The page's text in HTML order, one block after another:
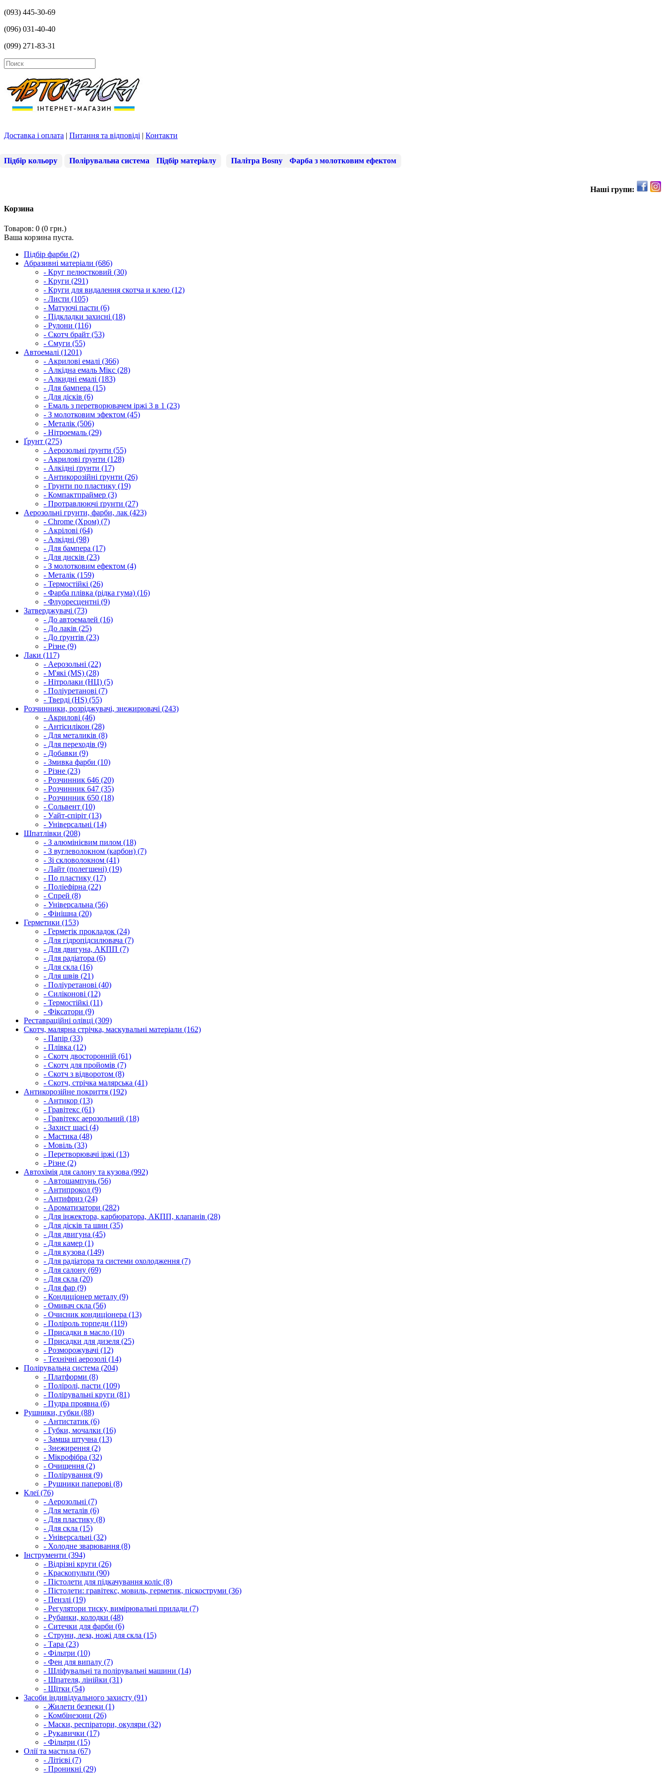
(093) 445-30-69
(096) 031-40-40
(099) 271-83-31
Доставка і оплата | Питання та відповіді | Контакти
Підбір кольору Полірувальна система Підбір матеріалу Палітра Bosny Фарба з молотковим ефектом
Наші групи:
Корзина
Товаров: 0 (0 грн.)
Ваша корзина пуста.
Підбір фарби (2)
Абразивні матеріали (686)
- Круг пелюстковий (30)
- Круги (291)
- Круги для видалення скотча и клею (12)
- Листи (105)
- Матуючі пасти (6)
- Підкладки захисні (18)
- Рулони (116)
- Скотч брайт (53)
- Смуги (55)
Автоемалі (1201)
- Акрилові емалі (366)
- Алкідна емаль Мікс (28)
- Алкидні емалі (183)
- Для бампера (15)
- Для дісків (6)
- Емаль з перетворювачем іржі 3 в 1 (23)
- З молотковим эфектом (45)
- Металік (506)
- Нітроемаль (29)
Ґрунт (275)
- Аерозольні ґрунти (55)
- Акрилові ґрунти (128)
- Алкідні ґрунти (17)
- Антикорозійні ґрунти (26)
- Грунти по пластику (19)
- Компактпраймер (3)
- Протравлюючі ґрунти (27)
Аерозольні грунти, фарби, лак (423)
- Chrome (Хром) (7)
- Акрілові (64)
- Алкідні (98)
- Для бампера (17)
- Для дисків (23)
- З молотковим ефектом (4)
- Металік (159)
- Термостійкі (26)
- Фарба плівка (рідка гума) (16)
- Флуоресцентні (9)
Затверджувачі (73)
- До автоемалей (16)
- До лаків (25)
- До ґрунтів (23)
- Різне (9)
Лаки (117)
- Аерозольні (22)
- М'які (MS) (28)
- Нітролаки (НЦ) (5)
- Поліуретанові (7)
- Тверді (HS) (55)
Розчинники, розріджувачі, знежирювачі (243)
- Акрилові (46)
- Антісилікон (28)
- Для металиків (8)
- Для переходів (9)
- Добавки (9)
- Змивка фарби (10)
- Різне (23)
- Розчинник 646 (20)
- Розчинник 647 (35)
- Розчинник 650 (18)
- Сольвент (10)
- Уайт-спіріт (13)
- Універсальні (14)
Шпатлівки (208)
- З алюмінієвим пилом (18)
- З вуглеволокном (карбон) (7)
- Зі скловолокном (41)
- Лайт (полегшені) (19)
- По пластику (17)
- Поліефірна (22)
- Спрей (8)
- Універсальна (56)
- Фінішна (20)
Герметики (153)
- Герметік прокладок (24)
- Для гідропідсилювача (7)
- Для двигуна, АКПП (7)
- Для радіатора (6)
- Для скла (16)
- Для швів (21)
- Поліуретанові (40)
- Силіконові (12)
- Термостійкі (11)
- Фіксатори (9)
Реставраційні олівці (309)
Скотч, малярна стрічка, маскувальні матеріали (162)
- Папір (33)
- Плівка (12)
- Скотч двосторонній (61)
- Скотч для пройомів (7)
- Скотч з відворотом (8)
- Скотч, стрічка малярська (41)
Антикорозійне покриття (192)
- Антикор (13)
- Гравітекс (61)
- Гравітекс аерозольний (18)
- Захист шасі (4)
- Мастика (48)
- Мовіль (33)
- Перетворювачі іржі (13)
- Різне (2)
Автохімія для салону та кузова (992)
- Автошампунь (56)
- Антипрокол (9)
- Антифриз (24)
- Ароматизатори (282)
- Для інжектора, карбюратора, АКПП, клапанів (28)
- Для дісків та шин (35)
- Для двигуна (45)
- Для камер (1)
- Для кузова (149)
- Для радіатора та системи охолодження (7)
- Для салону (69)
- Для скла (20)
- Для фар (9)
- Кондиціонер металу (9)
- Омивач скла (56)
- Очисник кондиціонера (13)
- Поліроль торпеди (119)
- Присадки в масло (10)
- Присадки для дизеля (25)
- Розморожувачі (12)
- Технічні аерозолі (14)
Полірувальна система (204)
- Платформи (8)
- Поліролі, пасти (109)
- Полірувальні круги (81)
- Пудра проявна (6)
Рушники, губки (88)
- Антистатик (6)
- Губки, мочалки (16)
- Замша штучна (13)
- Знежирення (2)
- Мікрофібра (32)
- Очищення (2)
- Полірування (9)
- Рушники паперові (8)
Клеї (76)
- Аерозольні (7)
- Для металів (6)
- Для пластику (8)
- Для скла (15)
- Універсальні (32)
- Холодне зварювання (8)
Інструменти (394)
- Відрізні круги (26)
- Краскопульти (90)
- Пістолети для підкачування коліс (8)
- Пістолети: гравітекс, мовиль, герметик, піскоструми (36)
- Пензлі (19)
- Регулятори тиску, вимірювальні прилади (7)
- Рубанки, колодки (48)
- Ситечки для фарби (6)
- Струни, леза, ножі для скла (15)
- Тара (23)
- Фільтри (10)
- Фен для випалу (7)
- Шліфувальні та полірувальні машини (14)
- Шпателя, лінійки (31)
- Щітки (54)
Засоби індивідуального захисту (91)
- Жилети безпеки (1)
- Комбінезони (26)
- Маски, респіратори, окуляри (32)
- Рукавички (17)
- Фільтри (15)
Олії та мастила (67)
- Літієві (7)
- Проникні (29)